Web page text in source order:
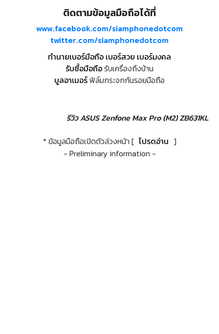
ติดตามข้อมูลมือถือได้ที่
www.facebook.com/siamphonedotcom
twitter.com/siamphonedotcom
ทำนายเบอร์มือถือ เบอร์สวย เบอร์มงคล
รับซื้อมือถือรับเครื่องถึงบ้าน
บูลอาเมอร์ฟิล์มกระจกกันรอยมือถือ
รีวิว ASUS Zenfone Max Pro (M2) ZB631KL
* ข้อมูลมือถือเปิดตัวล่วงหน้า [ โปรดอ่าน ]
- Preliminary information -